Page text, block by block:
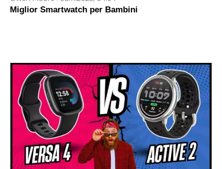
Miglior Smartwatch per Bambini